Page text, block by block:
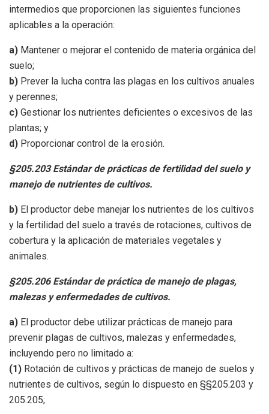
intermedios que proporcionen las siguientes funciones
aplicables a la operación:
a) Mantener o mejorar el contenido de materia orgánica del
suelo;
b) Prever la lucha contra las plagas en los cultivos anuales
y perennes;
c) Gestionar los nutrientes deficientes o excesivos de las
plantas; y
d) Proporcionar control de la erosión.
§205.203 Estándar de prácticas de fertilidad del suelo y
manejo de nutrientes de cultivos.
b) El productor debe manejar los nutrientes de los cultivos
y la fertilidad del suelo a través de rotaciones, cultivos de
cobertura y la aplicación de materiales vegetales y
animales.
§205.206 Estándar de práctica de manejo de plagas,
malezas y enfermedades de cultivos.
a) El productor debe utilizar prácticas de manejo para
prevenir plagas de cultivos, malezas y enfermedades,
incluyendo pero no limitado a:
(1) Rotación de cultivos y prácticas de manejo de suelos y
nutrientes de cultivos, según lo dispuesto en §§205.203 y
205.205;